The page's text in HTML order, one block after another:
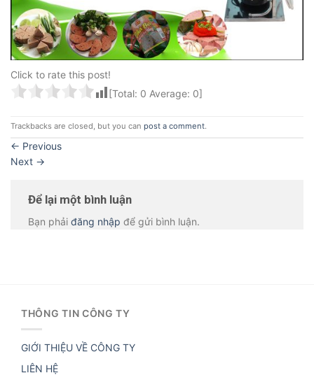
Click to rate this post!
[Total: 0 Average: 0]
Trackbacks are closed, but you can post a comment.
← Previous
Next →
Để lại một bình luận
Bạn phải đăng nhập để gửi bình luận.
THÔNG TIN CÔNG TY
GIỚI THIỆU VỀ CÔNG TY
LIÊN HỆ